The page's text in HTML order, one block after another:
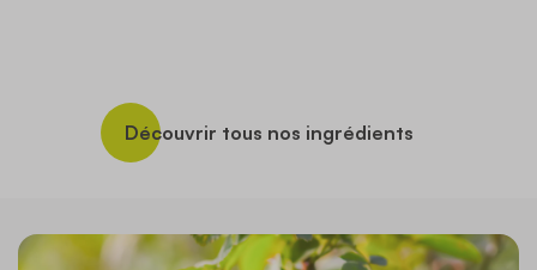
Découvrir tous nos ingrédients